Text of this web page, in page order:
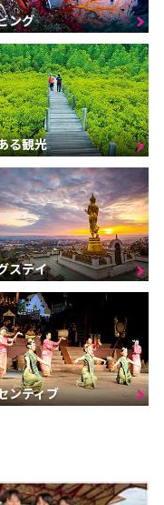
ング
る観光
ステイ
ンティブ